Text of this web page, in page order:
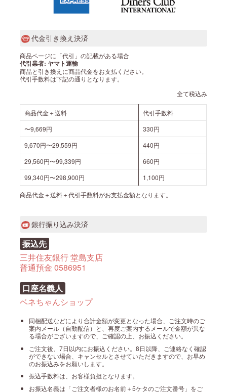
代金引き換え決済
商品ページに「代引」の記載がある場合
代引業者: ヤマト運輸
商品と引き換えに商品代金をお支払ください。
代引手数料は下記の通りとなります。
全て税込み
商品代金＋送料
代引手数料
〜9,669円
330円
9,670円〜29,559円
440円
29,560円〜99,339円
660円
99,340円〜298,900円
1,100円
商品代金＋送料＋代引手数料がお支払金額となります。
銀行振り込み決済
振込先
三井住友銀行 堂島支店
普通預金 0586951
口座名義人
ベネちゃんショップ
同梱配送などにより合計金額が変更となった場合、ご注文時のご
案内メール（自動配信）と、再度ご案内するメールで金額が異な
る場合がございますので、ご確認の上、お振込ください。
ご注文後、7日以内にお振込ください。8日以降、ご連絡なく確認
ができない場合、キャンセルとさせていただきますので、お早め
のお振込みをお願いします。
振込手数料は、お客様負担となります。
お振込名義は「ご注文者様のお名前＋5ケタのご注文番号」をご